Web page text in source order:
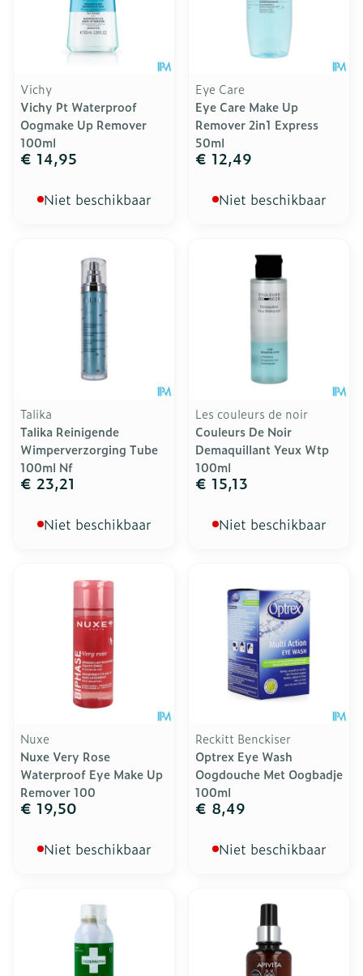
Vichy
Vichy Pt Waterproof
Oogmake Up Remover
100ml
€ 14,95
Niet beschikbaar
Eye Care
Eye Care Make Up
Remover 2in1 Express
50ml
€ 12,49
Niet beschikbaar
Talika
Talika Reinigende
Wimperverzorging Tube
100ml Nf
€ 23,21
Niet beschikbaar
Les couleurs de noir
Couleurs De Noir
Demaquillant Yeux Wtp
100ml
€ 15,13
Niet beschikbaar
Nuxe
Nuxe Very Rose
Waterproof Eye Make Up
Remover 100
€ 19,50
Niet beschikbaar
Reckitt Benckiser
Optrex Eye Wash
Oogdouche Met Oogbadje
100ml
€ 8,49
Niet beschikbaar